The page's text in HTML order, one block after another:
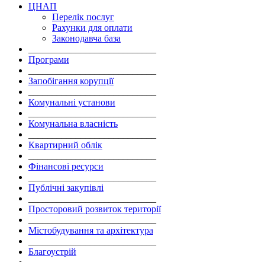
ЦНАП
Перелік послуг
Рахунки для оплати
Законодавча база
Програми
Запобігання корупції
Комунальні установи
Комунальна власність
Квартирний облік
Фінансові ресурси
Публічні закупівлі
Просторовий розвиток території
Містобудування та архітектура
Благоустрій